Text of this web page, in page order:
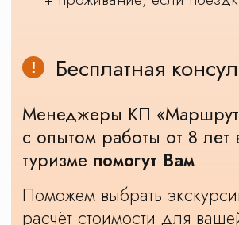
Новости о КП
Маршруты
Наши достижения и награды